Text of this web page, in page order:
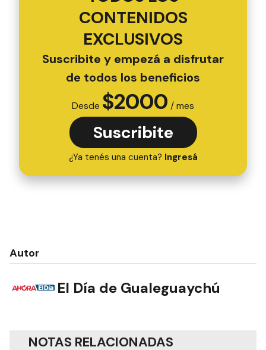
CONTENIDOS
EXCLUSIVOS
Suscribite y empezá a disfrutar
de todos los beneficios
Desde $2000 / mes
Suscribite
¿Ya tenés una cuenta? Ingresá
Autor
El Día de Gualeguaychú
NOTAS RELACIONADAS